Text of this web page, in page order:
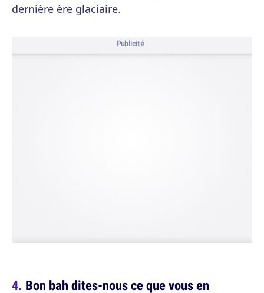
dernière ère glaciaire.
Publicité
Bon bah dites-nous ce que vous en